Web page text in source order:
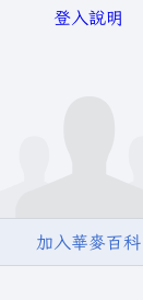
登入說明
加入華麥百科